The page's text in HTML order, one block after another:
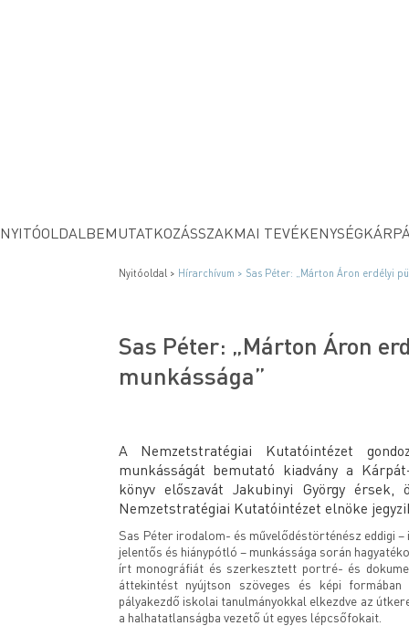
NYITÓOLDAL BEMUTATKOZÁSSZAKMAI TEVÉKENYSÉG
Nyitóoldal > Hírarchívum > Sas Péter: „Márton Áron erdélyi
Sas Péter: „Márton Áron
munkássága”
A Nemzetstratégiai Kutatóintézet
munkásságát bemutató kiadvány a
könyv előszavát Jakubinyi György
Nemzetstratégiai Kutatóintézet elnöke
Sas Péter irodalom- és művelődéstörténész eddigi
jelentős és hiánypótló – munkássága során
írt monográfiát és szerkesztett portré- és
áttekintést nyújtson szöveges és képi
pályakezdő iskolai tanulmányokkal elkezdve az
a halhatatlanságba vezető út egyes lépcsőfokait.